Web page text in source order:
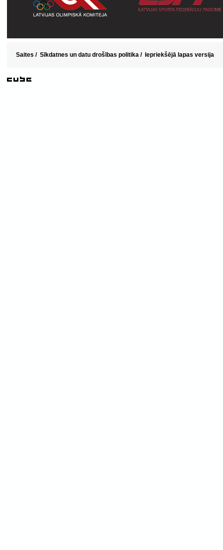
Saites / Sīkdatnes un datu drošības politika / Iepriekšējā lapas versija